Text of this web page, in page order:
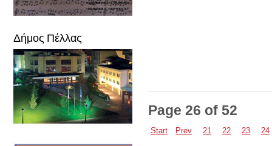
Δήμος Πέλλας
Page 26 of 52
Start Prev 21 22 23 24